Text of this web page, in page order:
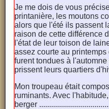
Je me dois de vous
printanière, les moutons
alors que l'été ils passent
raison de cette différence
l'état de leur toison de
assez courte au
furent tondues à
prissent leurs quartiers
Mon troupeau était
ruminants. Avec
berger